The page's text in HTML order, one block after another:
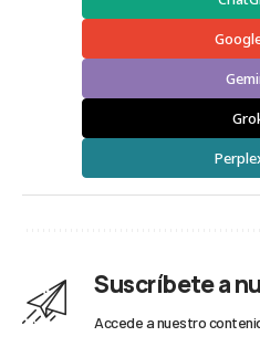
Suscríbete a
Accede a nuestro